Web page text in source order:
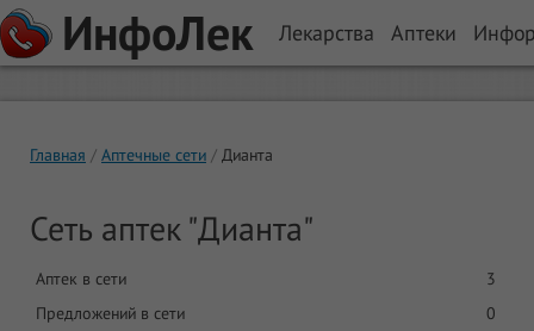
ИнфоЛек Лекарства Аптеки
Главная Аптечные сети Дианта
Сеть аптек "Дианта"
Аптек в сети
3
Предложений в сети
0